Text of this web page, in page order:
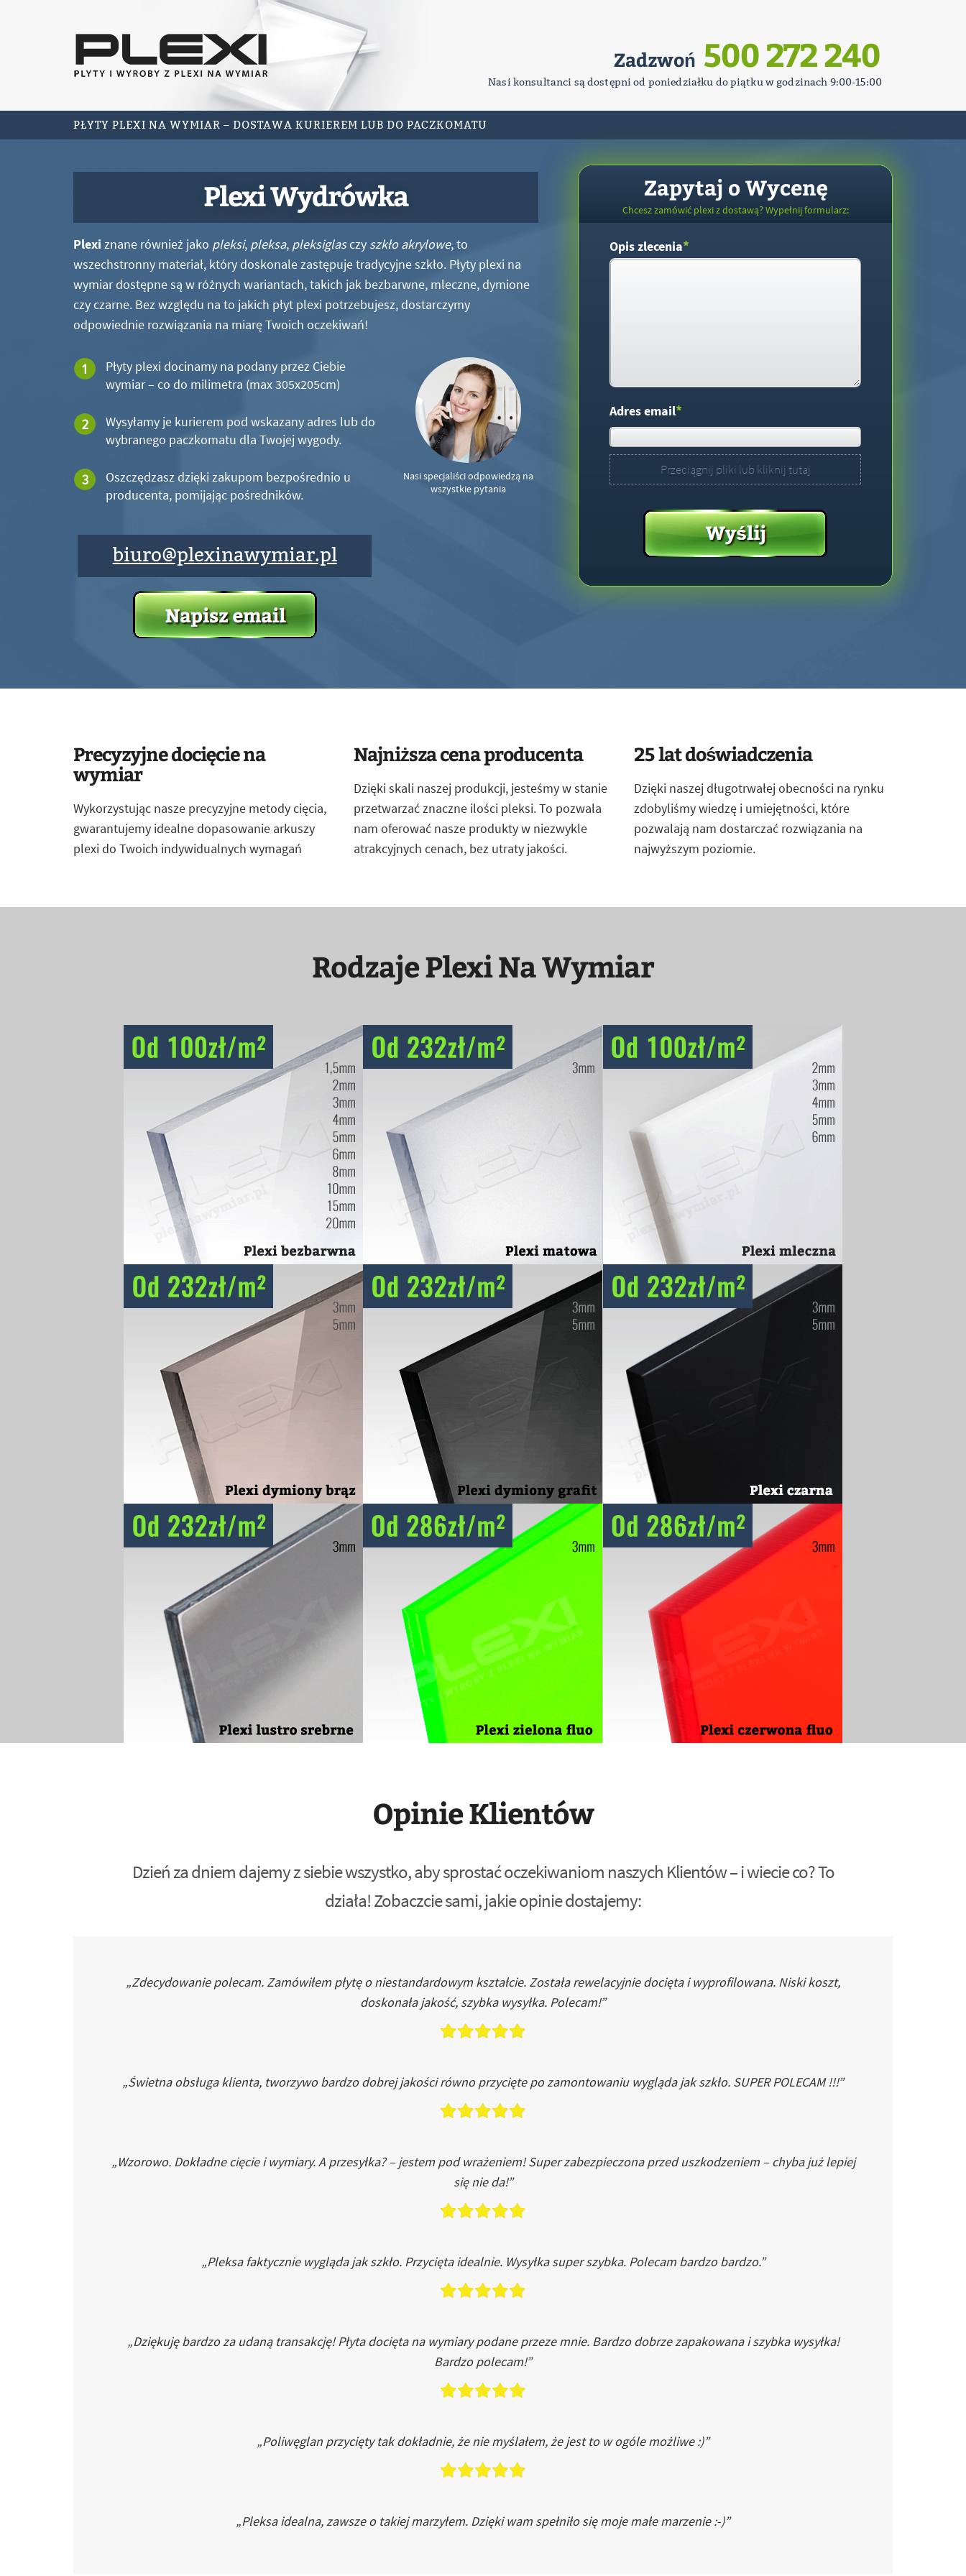
Zadzwoń 500 272 240
Nasi konsultanci są dostępni od poniedziałku do piątku w godzinach 9:00-15:00
PŁYTY PLEXI NA WYMIAR – DOSTAWA KURIEREM LUB DO PACZKOMATU
Plexi Wydrówka
Plexi znane również jako pleksi, pleksa, pleksiglasczy szkło akrylowe, to
wszechstronny materiał, który doskonale zastępuje tradycyjne szkło. Płyty plexi na
wymiar dostępne są w różnych wariantach, takich jak bezbarwne, mleczne, dymione
czy czarne. Bez względu na to jakich płyt plexi potrzebujesz, dostarczymy
odpowiednie rozwiązania na miarę Twoich oczekiwań!
Płyty plexi docinamy na podany przez Ciebie
wymiar – co do milimetra (max 305x205cm)
Wysyłamy je kurierem pod wskazany adres lub do
wybranego paczkomatu dla Twojej wygody.
Oszczędzasz dzięki zakupom bezpośrednio u
producenta, pomijając pośredników.
biuro@plexinawymiar.pl
Nasi specjaliści odpowiedzą na
wszystkie pytania
Zapytaj o Wycenę
Chcesz zamówić plexi z dostawą? Wypełnij formularz:
Opis zlecenia*
Adres email*
Przeciągnij pliki lub kliknij tutaj
Precyzyjne docięcie na
wymiar
Wykorzystując nasze precyzyjne metody cięcia,
gwarantujemy idealne dopasowanie arkuszy
plexi do Twoich indywidualnych wymagań
Najniższa cena producenta
Dzięki skali naszej produkcji, jesteśmy w stanie
przetwarzać znaczne ilości pleksi. To pozwala
nam oferować nasze produkty w niezwykle
atrakcyjnych cenach, bez utraty jakości.
25 lat doświadczenia
Dzięki naszej długotrwałej obecności na rynku
zdobyliśmy wiedzę i umiejętności, które
pozwalają nam dostarczać rozwiązania na
najwyższym poziomie.
Rodzaje Plexi Na Wymiar
Opinie Klientów
Dzień za dniem dajemy z siebie wszystko, aby sprostać oczekiwaniom naszych Klientów – i wiecie co? To
działa! Zobaczcie sami, jakie opinie dostajemy:
„Zdecydowanie polecam. Zamówiłem płytę o niestandardowym kształcie. Została rewelacyjnie docięta i wyprofilowana. Niski koszt,
doskonała jakość, szybka wysyłka. Polecam!”
„Świetna obsługa klienta, tworzywo bardzo dobrej jakości równo przycięte po zamontowaniu wygląda jak szkło. SUPER POLECAM !!!”
„Wzorowo. Dokładne cięcie i wymiary. A przesyłka? – jestem pod wrażeniem! Super zabezpieczona przed uszkodzeniem – chyba już lepiej
się nie da!”
„Pleksa faktycznie wygląda jak szkło. Przycięta idealnie. Wysyłka super szybka. Polecam bardzo bardzo.”
„Dziękuję bardzo za udaną transakcję! Płyta docięta na wymiary podane przeze mnie. Bardzo dobrze zapakowana i szybka wysyłka!
Bardzo polecam!”
„Poliwęglan przycięty tak dokładnie, że nie myślałem, że jest to w ogóle możliwe :)”
„Pleksa idealna, zawsze o takiej marzyłem. Dzięki wam spełniło się moje małe marzenie :-)”